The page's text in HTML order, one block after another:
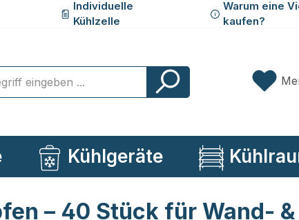
Individuelle
Kühlzelle
Warum eine
kaufen?
Kühlgeräte
– 40 Stück für Wand- &